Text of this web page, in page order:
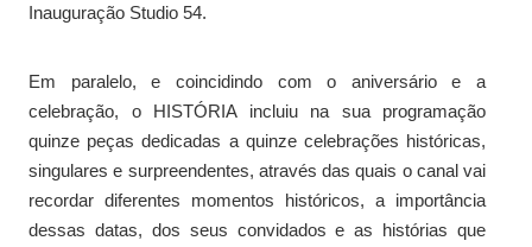
Inauguração Studio 54.
Em paralelo, e coincidindo com o aniversário e a
celebração, o HISTÓRIA incluiu na sua programação
quinze peças dedicadas a quinze celebrações históricas,
singulares e surpreendentes, através das quais o canal vai
recordar diferentes momentos históricos, a importância
dessas datas, dos seus convidados e as histórias que